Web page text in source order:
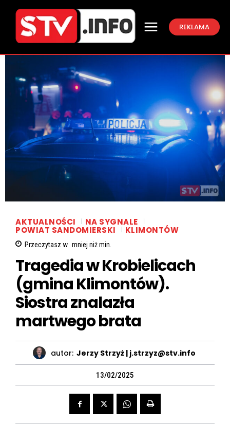
REKLAMA
AKTUALNOŚCI NA SYGNALE
POWIAT SANDOMIERSKI KLIMONTÓW
Przeczytasz w mniej niżmin.
Tragedia w Krobielicach
(gmina Klimontów).
Siostra znalazła
martwego brata
autor: Jerzy Strzyż | j.strzyz@stv.info
13/02/2025